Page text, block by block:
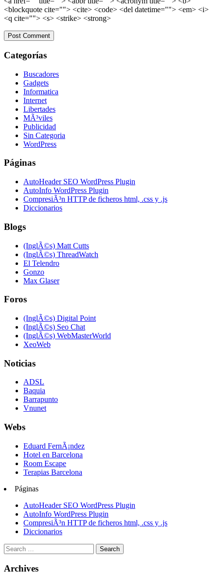
<blockquote cite=""> <cite> <code> <del datetime=""> <em> <i>
<q cite=""> <s> <strike> <strong>
Categorías
Buscadores
Gadgets
Informatica
Internet
Libertades
MÃ³viles
Publicidad
Sin Categoria
WordPress
Páginas
AutoHeader SEO WordPress Plugin
AutoInfo WordPress Plugin
CompresiÃ³n HTTP de ficheros html, .css y .js
Diccionarios
Blogs
(InglÃ©s) Matt Cutts
(InglÃ©s) ThreadWatch
El Telendro
Gonzo
Max Glaser
Foros
(InglÃ©s) Digital Point
(InglÃ©s) Seo Chat
(InglÃ©s) WebMasterWorld
XeoWeb
Noticias
ADSL
Baquia
Barrapunto
Vnunet
Webs
Eduard FernÃ¡ndez
Hotel en Barcelona
Room Escape
Terapias Barcelona
Páginas
AutoHeader SEO WordPress Plugin
AutoInfo WordPress Plugin
CompresiÃ³n HTTP de ficheros html, .css y .js
Diccionarios
Archives